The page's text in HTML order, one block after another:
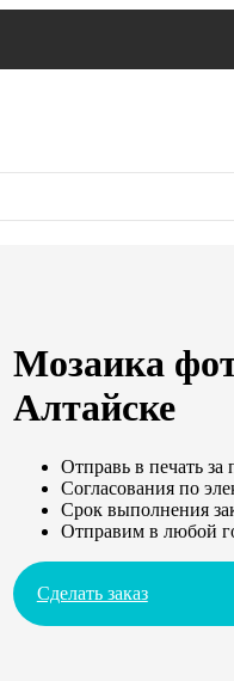
Мозаика
Алтайске
Отправь в печать за
Согласования по
Срок выполнения
Отправим в любой
Сделать заказ